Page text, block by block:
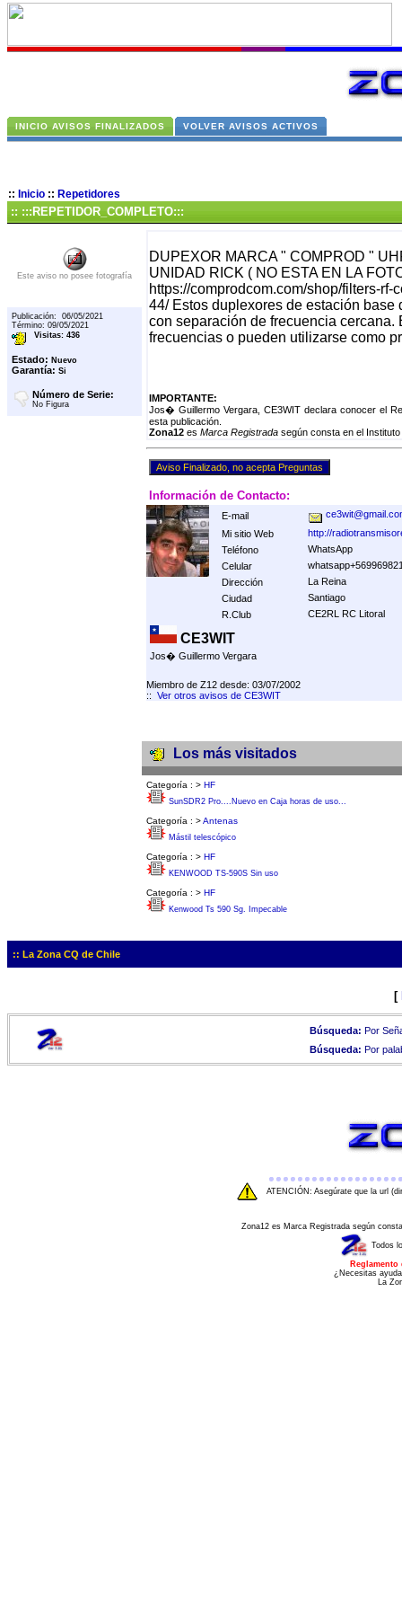
INICIO AVISOS FINALIZADOS VOLVER AVISOS ACTIVOS
:: Inicio :: Repetidores
:: :::REPETIDOR_COMPLETO:::
Este aviso no posee fotografía
Publicación: 06/05/2021
Término: 09/05/2021
Visitas: 436
Estado: Nuevo
Garantía: Si
Número de Serie:
No Figura
DUPEXOR MARCA " COMPROD "
UNIDAD RICK ( NO ESTA EN LA
https://comprodcom.com/shop/filters-
44/ Estos duplexores de estación
con separación de frecuencia
frecuencias o pueden utilizarse como
IMPORTANTE:
Jos� Guillermo Vergara, CE3WIT declara conocer el
esta publicación.
Zona12 es Marca Registrada según consta en el
Información de Contacto:
E-mail
Mi sitio Web
http://
Teléfono
WhatsApp
Celular
Dirección
La Reina
Ciudad
Santiago
R.Club
CE2RL RC Litoral
CE3WIT
Jos� Guillermo Vergara
Miembro de Z12 desde: 03/07/2002
:: Ver otros avisos de CE3WIT
Los más visitados
Categoría : > HF
SunSDR2 Pro....Nuevo en Caja horas de uso...
Categoría : >Antenas
Mástil telescópico
Categoría : > HF
KENWOOD TS-590S Sin uso
Categoría : > HF
Kenwood Ts 590 Sg. Impecable
:: La Zona CQ de Chile
[
Búsqueda: Por
Búsqueda: Por
ATENCIÓN: Asegúrate que la url
Zona12 es Marca Registrada según
Todos
¿Necesitas
La